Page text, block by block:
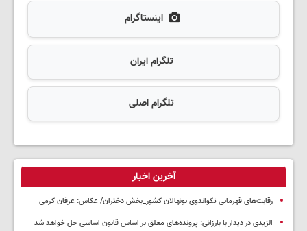
اینستاگرام
تلگرام ایران
تلگرام اصلی
آخرین اخبار
رقابت‌های قهرمانی تکواندوی نونهالان کشور_بخش دختران/ عکاس: عرفان کرمی
الزیدی در دیدار با بارزانی: پرونده‌های معلق بر اساس قانون اساسی حل خواهد شد